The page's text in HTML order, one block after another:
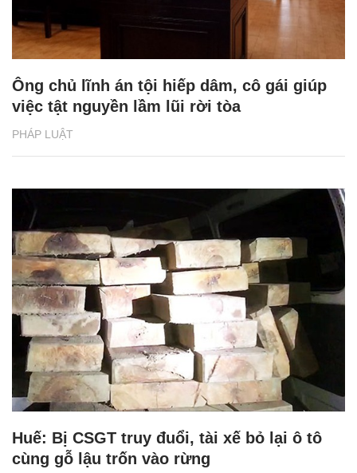
PHÁP LUẬT
Ông chủ lĩnh án tội hiếp dâm, cô gái giúp
việc tật nguyền lầm lũi rời tòa
Huế: Bị CSGT truy đuổi, tài xế bỏ lại ô tô
cùng gỗ lậu trốn vào rừng